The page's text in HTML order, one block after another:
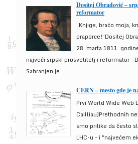
Dositej Obradović –
reformator
„Knjige, braćo moja,
praporce!“Dositej
28. marta 1811.
najveći srpski prosvetitelj i reformator –
Sahranjen je ...
CERN – mesto gde je
Prvi World Wide Web
Cailliau)Prethodnih
smo prilike da često
LHC-u - i "najvećem